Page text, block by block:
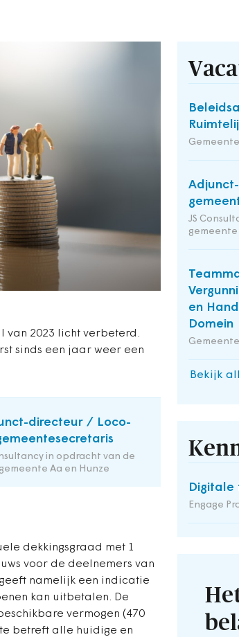
van 2023 licht verbeterd.
sinds een jaar weer een
directeur / Loco-
in opdracht van de
gemeente Aa en Hunze
dekkingsgraad met 1
voor de deelnemers van
namelijk een indicatie
kan uitbetalen. De
vermogen (470
betreft alle huidige en
JS
gemeente
en
Domein
Bekijk
Digitale
Engage